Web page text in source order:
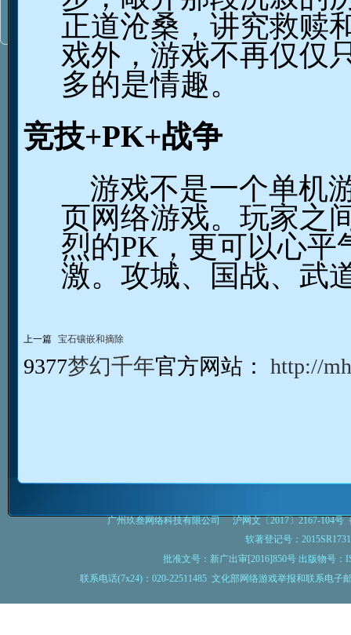
正道沧桑，讲究救赎
戏外，游戏不再仅仅
多的是情趣。
竞技+PK+战争
游戏不是一个单机
页网络游戏。玩家之
烈的PK ，更可以心
激。攻城、国战、武
上一篇 宝石镶嵌和摘除
9377梦幻千年官方网站： http://
广州玖叁网络科技有限公司
沪网文〔2017〕2167-104号
软著登记号：
批准文号：新广出审[2016]850号 出版物号：
联系电话(7x24)：020-22511485 文化部网络游戏举报和联系电